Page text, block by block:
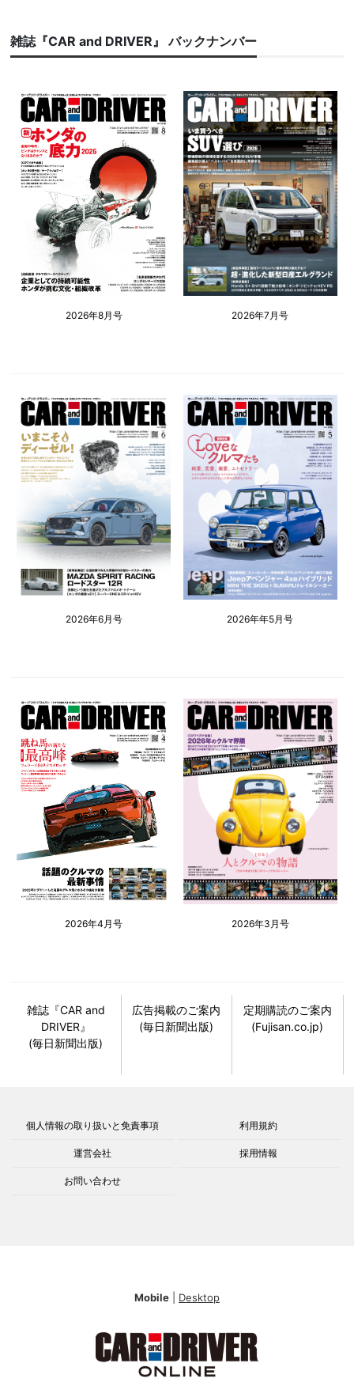
雑誌『CAR and DRIVER』 バックナンバー
2026年8月号 2026年7月号
2026年6月号 2026年年5月号
2026年4月号 2026年3月号
雑誌『CAR and
DRIVER』
(毎日新聞出版)
広告掲載のご案内
(毎日新聞出版)
定期購読のご案内
(Fujisan.co.jp)
個人情報の取り扱いと免責事項 利用規約
運営会社 採用情報
お問い合わせ
Mobile Desktop